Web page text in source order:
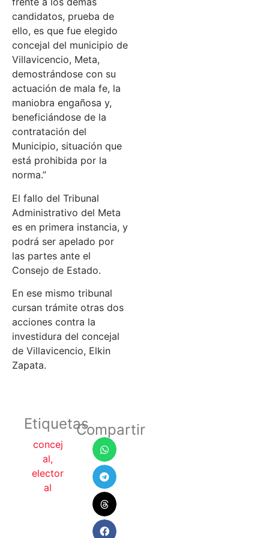
candidatos, prueba de
ello, es que fue elegido
concejal del municipio de
Villavicencio, Meta,
demostrándose con su
actuación de mala fe, la
maniobra engañosa y,
beneficiándose de la
contratación del
Municipio, situación que
está prohibida por la
norma.”
El fallo del Tribunal
Administrativo del Meta
es en primera instancia, y
podrá ser apelado por
las partes ante el
Consejo de Estado.
En ese mismo tribunal
cursan trámite otras dos
acciones contra la
investidura del concejal
de Villavicencio, Elkin
Zapata.
Etiquetas
concej
al,
elector
al
Compartir